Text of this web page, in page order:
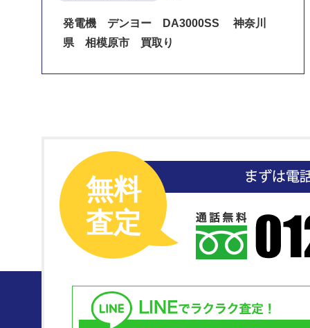
発電機 デンヨー DA3000SS 神奈川
県 相模原市 買取り
無料
査定